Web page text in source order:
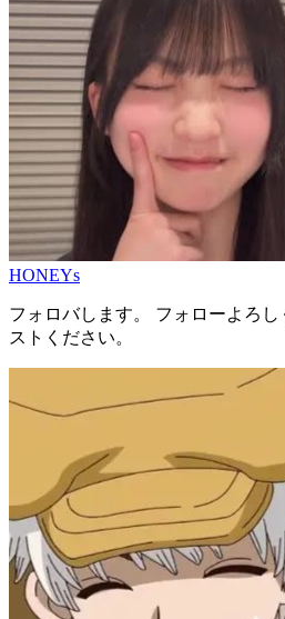
HONEYs
フォロバします。 フォローよろ
ストください。